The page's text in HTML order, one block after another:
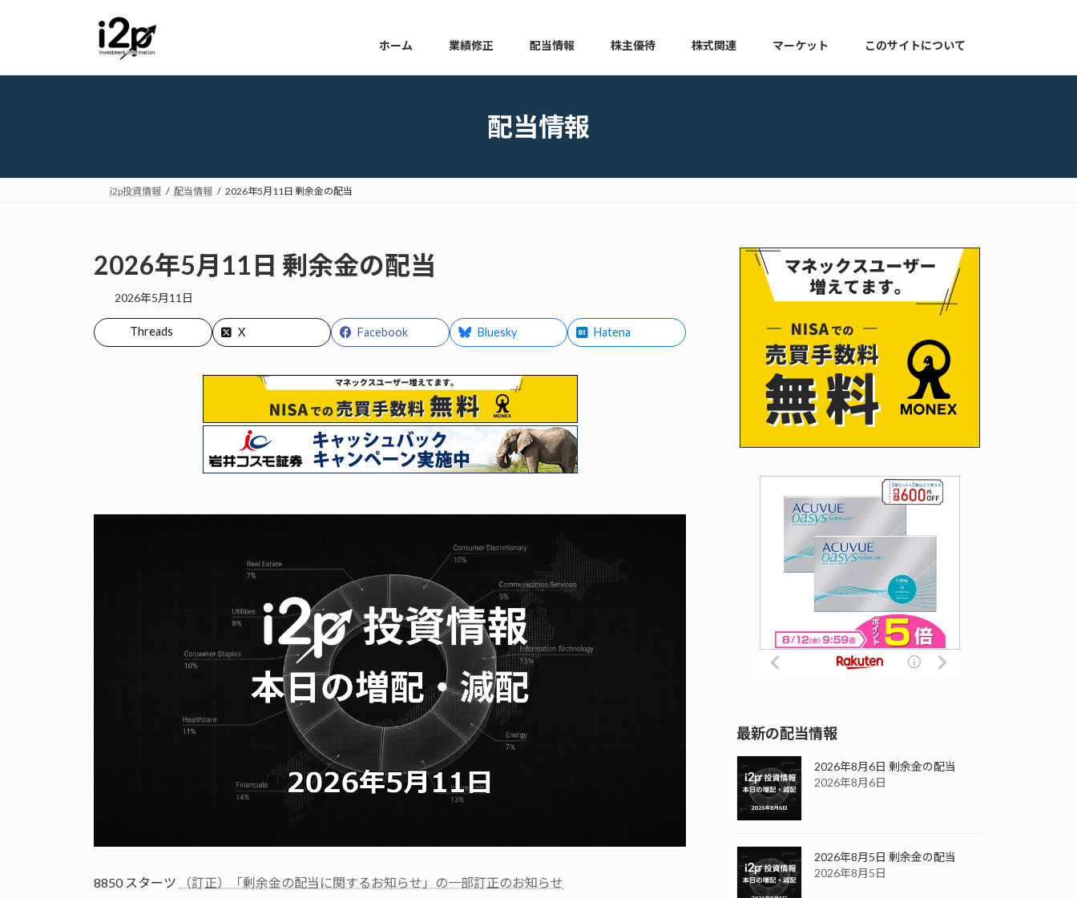
プ
動
ホーム 業績修正 配当情報 株主優待 株式関連 マーケット このサイトについて
配当情報
i2p投資情報 配当情報 2026年5月11日 剰余金の配当
2026年5月11日 剰余金の配当
2026年5月11日
Facebook
X Bluesky
Threads Hatena
8850 スターツ （訂正）「剰余金の配当に関するお知らせ」の一部訂正のお知らせ
最新の配当情報
2026年8月6日 剰余金の配当
2026年8月6日
2026年8月5日 剰余金の配当
2026年8月5日